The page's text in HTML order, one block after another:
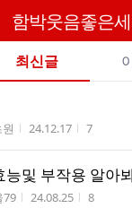
함박웃음좋은
최신글
작성시간
24.12.17 조회수
7
능및 부작용 알아
79 작성시간
24.08.25 조회수
8